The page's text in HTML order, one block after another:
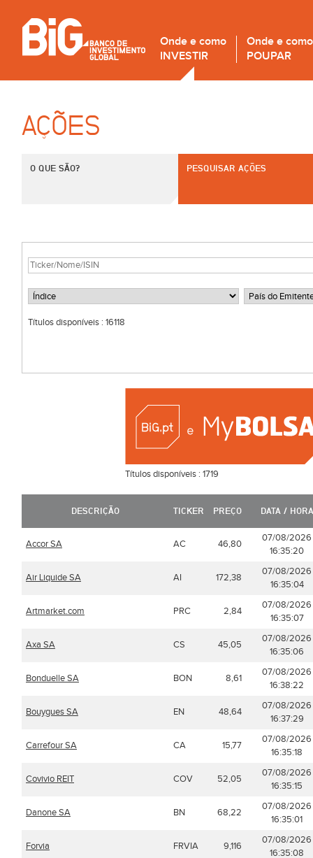
Onde e como
INVESTIR
Onde e como
POUPAR
AÇÕES
O QUE SÃO? PESQUISAR AÇÕES
Títulos disponíveis : 16118
Títulos disponíveis :1719
DESCRIÇÃO TICKER PREÇO DATA / HORA
Accor SA AC 46,80
07/08/2026
16:35:20
Air Liquide SA AI 172,38
07/08/2026
16:35:04
Artmarket.com PRC 2,84
07/08/2026
16:35:07
Axa SA CS 45,05
07/08/2026
16:35:06
Bonduelle SA BON 8,61
07/08/2026
16:38:22
Bouygues SA EN 48,64
07/08/2026
16:37:29
Carrefour SA CA 15,77
07/08/2026
16:35:18
Covivio REIT COV 52,05
07/08/2026
16:35:15
Danone SA BN 68,22
07/08/2026
16:35:01
Forvia FRVIA 9,116
07/08/2026
16:35:08